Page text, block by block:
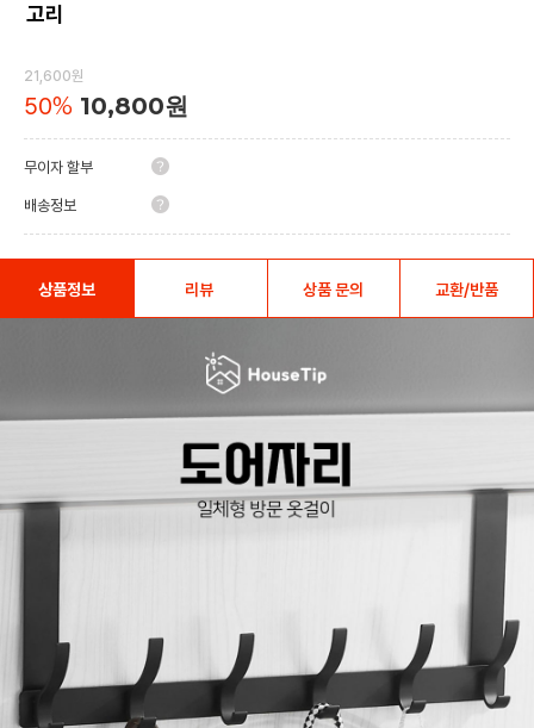
고리
21,600원
50% 10,800원
무이자 할부
배송정보
상품정보 리뷰 상품 문의 교환/반품